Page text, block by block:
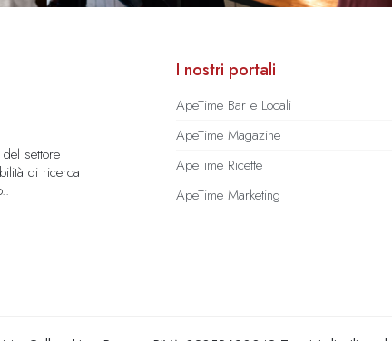
settore
di ricerca
I nostri portali
ApeTime Bar e Locali
ApeTime Magazine
ApeTime Ricette
ApeTime Marketing